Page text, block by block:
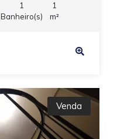
1
Banheiro(s)
1
m²
Venda